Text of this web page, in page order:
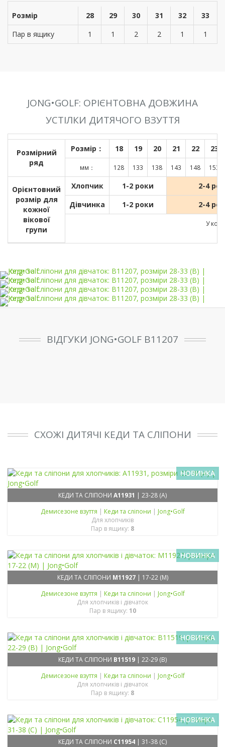
Розмір 28 29 30 31 32
33
Пар в ящику
1 1 2 2 1 1
JONG•GOLF: ОРІЄНТОВНА ДОВЖИНА
УСТІЛКИ ДИТЯЧОГО ВЗУТТЯ
Розмірний
ряд
Розмір： 18 19 20 21 22 23
мм： 128 133 138 143 148 153
Орієнтовний
розмір для
кожної
вікової
групи
Хлопчик 1-2 роки
2-4
Дівчинка
1-2 роки 2-4
У
ВІДГУКИ JONG•GOLF B11207
СХОЖІ ДИТЯЧІ КЕДИ ТА СЛІПОНИ
НОВИНКА
КЕДИ ТА СЛІПОНИ A11931 | 23-28 (A)
Демисезонe взуття | Кеди та сліпони | Jong•Golf
Для хлопчиків
Пар в ящику: 8
НОВИНКА
КЕДИ ТА СЛІПОНИ M11927| 17-22 (M)
Демисезонe взуття | Кеди та сліпони | Jong•Golf
Для хлопчиків і дівчаток
Пар в ящику: 10
НОВИНКА
КЕДИ ТА СЛІПОНИ B11519 | 22-29 (B)
Демисезонe взуття | Кеди та сліпони | Jong•Golf
Для хлопчиків і дівчаток
Пар в ящику: 8
НОВИНКА
КЕДИ ТА СЛІПОНИ C11954 | 31-38 (C)